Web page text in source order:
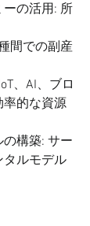
の活用: 所
間での副産
、AI、ブロ
率的な資源
構築: サー
タルモデル